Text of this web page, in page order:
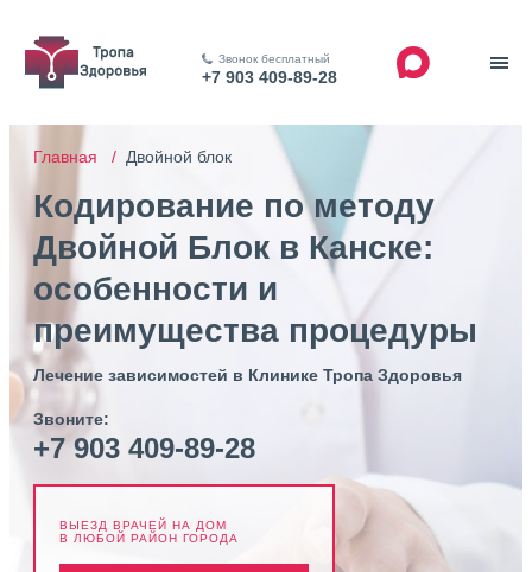
Звонок бесплатный
+7 903 409-89-28
Главная / Двойной блок
Кодирование по методу
Двойной Блок в Канске:
особенности и
преимущества процедуры
Лечение зависимостей в Клинике Тропа Здоровья
Звоните:
+7 903 409-89-28
ВЫЕЗД ВРАЧЕЙ НА ДОМ
В ЛЮБОЙ РАЙОН ГОРОДА